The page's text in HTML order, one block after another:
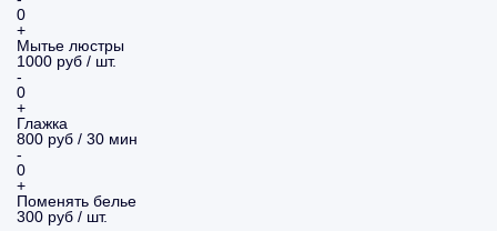
0
+
Мытье люстры
1000 руб / шт.
-
0
+
Глажка
800 руб / 30 мин
-
0
+
Поменять белье
300 руб / шт.